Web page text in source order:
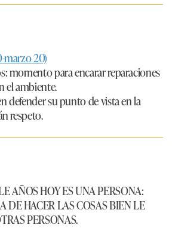
marzo 20)
momento para encarar reparaciones
el ambiente.
defender su punto de vista en la
respeto.
AÑOS HOY ES UNA PERSONA:
DE HACER LAS COSAS BIEN LE
PERSONAS.